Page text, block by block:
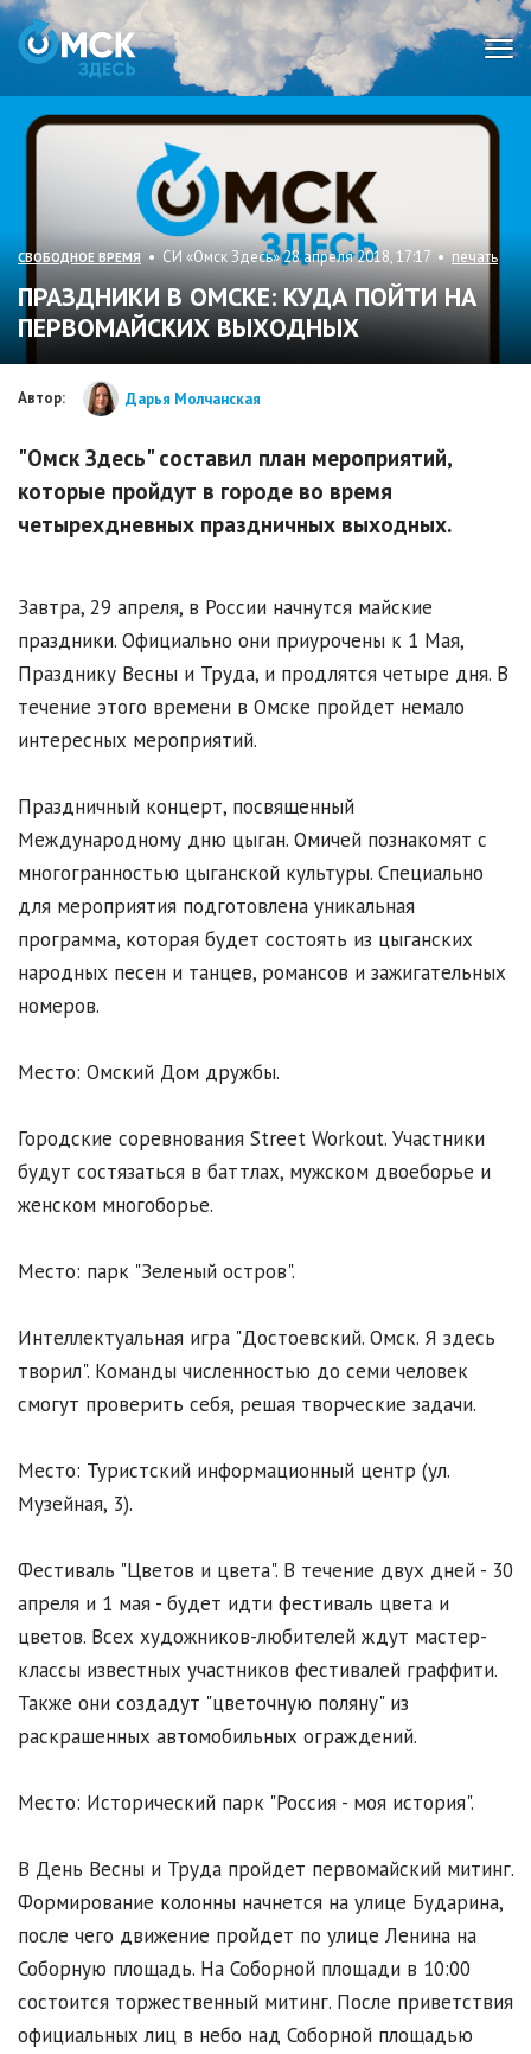
СВОБОДНОЕ ВРЕМЯ • СИ «Омск Здесь» 28 апреля 2018, 17:17 • печать
ПРАЗДНИКИ В ОМСКЕ: КУДА ПОЙТИ НА
ПЕРВОМАЙСКИХ ВЫХОДНЫХ
Автор: Дарья Молчанская
"Омск Здесь" составил план мероприятий,
которые пройдут в городе во время
четырехдневных праздничных выходных.
Завтра, 29 апреля, в России начнутся майские
праздники. Официально они приурочены к 1 Мая,
Празднику Весны и Труда, и продлятся четыре дня. В
течение этого времени в Омске пройдет немало
интересных мероприятий.
Праздничный концерт, посвященный
Международному дню цыган. Омичей познакомят с
многогранностью цыганской культуры. Специально
для мероприятия подготовлена уникальная
программа, которая будет состоять из цыганских
народных песен и танцев, романсов и зажигательных
номеров.
Место: Омский Дом дружбы.
Городские соревнования Street Workout. Участники
будут состязаться в баттлах, мужском двоеборье и
женском многоборье.
Место: парк "Зеленый остров".
Интеллектуальная игра "Достоевский. Омск. Я здесь
творил". Команды численностью до семи человек
смогут проверить себя, решая творческие задачи.
Место: Туристский информационный центр (ул.
Музейная, 3).
Фестиваль "Цветов и цвета". В течение двух дней - 30
апреля и 1 мая - будет идти фестиваль цвета и
цветов. Всех художников-любителей ждут мастер-
классы известных участников фестивалей граффити.
Также они создадут "цветочную поляну" из
раскрашенных автомобильных ограждений.
Место: Исторический парк "Россия - моя история".
В День Весны и Труда пройдет первомайский митинг.
Формирование колонны начнется на улице Бударина,
после чего движение пройдет по улице Ленина на
Соборную площадь. На Соборной площади в 10:00
состоится торжественный митинг. После приветствия
официальных лиц в небо над Соборной площадью